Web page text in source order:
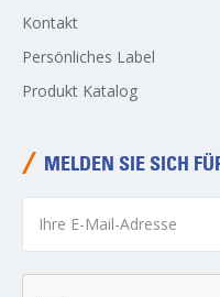
Kontakt
Persönliches Label
Produkt Katalog
MELDEN SIE SICH